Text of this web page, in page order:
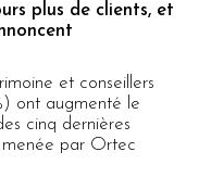
plus de clients, et
et conseillers
ont augmenté le
cinq dernières
menée par Ortec